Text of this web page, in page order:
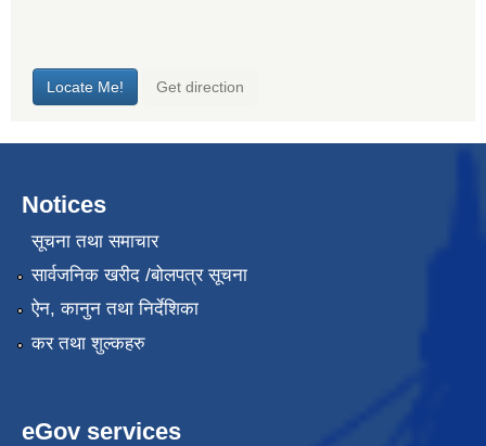
Notices
सूचना तथा समाचार
सार्वजनिक खरीद /बोलपत्र सूचना
ऐन, कानुन तथा निर्देशिका
कर तथा शुल्कहरु
eGov services